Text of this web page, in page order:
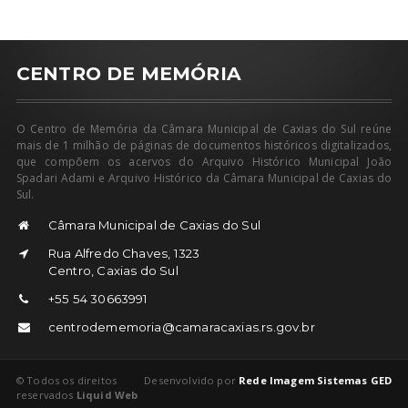
CENTRO DE MEMÓRIA
O Centro de Memória da Câmara Municipal de Caxias do Sul reúne
mais de 1 milhão de páginas de documentos históricos digitalizados,
que compõem os acervos do Arquivo Histórico Municipal João
Spadari Adami e Arquivo Histórico da Câmara Municipal de Caxias do
Sul.
Câmara Municipal de Caxias do Sul
Rua Alfredo Chaves, 1323
Centro, Caxias do Sul
+55 54 30663991
centrodememoria@camaracaxias.rs.gov.br
Desenvolvido por Rede Imagem Sistemas GED
© Todos os direitos
reservados Liquid Web